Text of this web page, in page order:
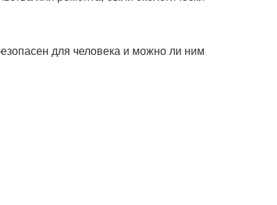
для человека и можно ли ним